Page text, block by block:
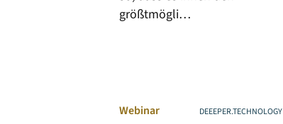
größtmögli…
Webinar DEEEPER.TECHNOLOGY